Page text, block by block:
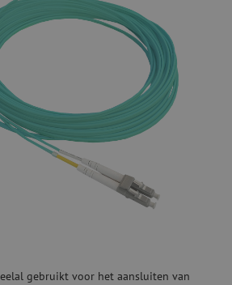
gebruikt voor het aansluiten van